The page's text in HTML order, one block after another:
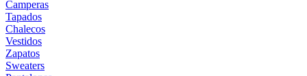
Camperas
Tapados
Chalecos
Vestidos
Zapatos
Sweaters